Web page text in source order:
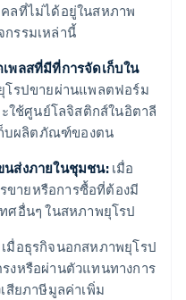
ลที่ไม่ได้อยู่ในสหภาพ
รรมเหล่านี้
พลสที่มีที่การจัดเก็บใน
โรปขายผ่านแพลตฟอร์ม
ะใช้ศูนย์โลจิสติกส์ในอิตาลี
ก็บผลิตภัณฑ์ของตน
นส่งภายในชุมชน:เมื่อ
ขายหรือการซื้อที่ต้องมี
ศอื่นๆ ในสหภาพยุโรป
เมื่อธุรกิจนอกสหภาพยุโรป
งหรือผ่านตัวแทนทางการ
สียภาษีมูลค่าเพิ่ม